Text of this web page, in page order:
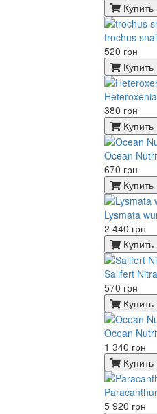
Купить
trochus
520 грн
Купить
380 грн
Купить
Ocean
670 грн
Купить
Lysmata
2 440 грн
Купить
Salifert
570 грн
Купить
Ocean
1 340 грн
Купить
5 920 грн